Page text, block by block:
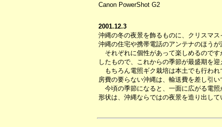
Canon PowerShot G2
2001.12.3
沖縄の冬の夜景を飾るものに、クリスマ
沖縄の住宅や携帯電話のアンテナのほうが
それぞれに個性があって楽しめるのです
したもので、これからの季節が最盛期を迎
もちろん電照ギク栽培は本土でも行われ
房費の要らない沖縄は、輸送費を差し引
今頃の季節になると、一面に広がる電照
形状は、沖縄ならではの夜景を造り出して